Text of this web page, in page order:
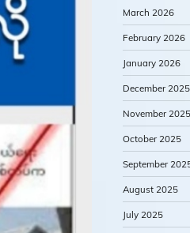
March 2026
February 2026
January 2026
December 2025
November 2025
October 2025
September
August 2025
July 2025